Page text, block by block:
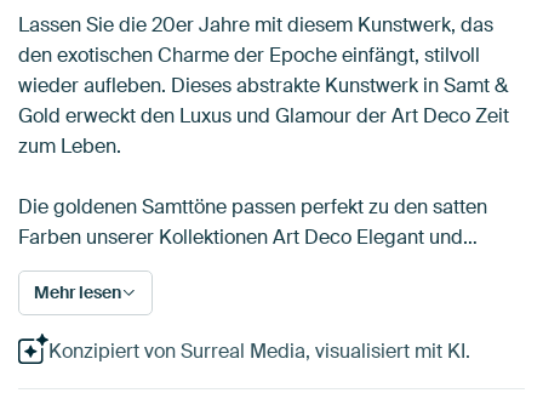
Lassen Sie die 20er Jahre mit diesem Kunstwerk, das
den exotischen Charme der Epoche einfängt, stilvoll
wieder aufleben. Dieses abstrakte Kunstwerk in Samt &
Gold erweckt den Luxus und Glamour der Art Deco Zeit
zum Leben.
Die goldenen Samttöne passen perfekt zu den satten
Farben unserer Kollektionen Art Deco Elegant und…
Mehr lesen
Konzipiert von Surreal Media, visualisiert mit KI.